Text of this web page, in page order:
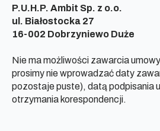
P.U.H.P. Ambit Sp. z o.o.
ul. Białostocka 27
16-002 Dobrzyniewo Duże
Nie ma możliwości zawarcia
prosimy nie wprowadzać daty
pozostaje puste), datą podpisania
otrzymania korespondencji.